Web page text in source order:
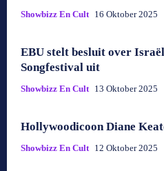
Showbizz En Cult 16 Oktober 2025
EBU stelt besluit over
Songfestival uit
Showbizz En Cult 13 Oktober 2025
Hollywoodicoon Diane
Showbizz En Cult 12 Oktober 2025